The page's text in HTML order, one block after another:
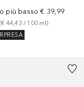
più basso € 39,99
(€ 44,43 / 100 ml )